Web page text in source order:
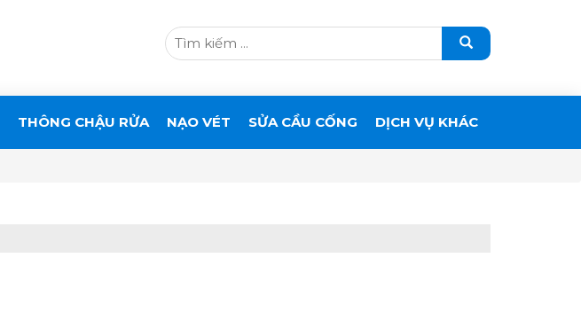
THÔNG CHẬU RỬA NẠO VÉT SỬA CẦU CỐNG DỊCH VỤ KHÁC